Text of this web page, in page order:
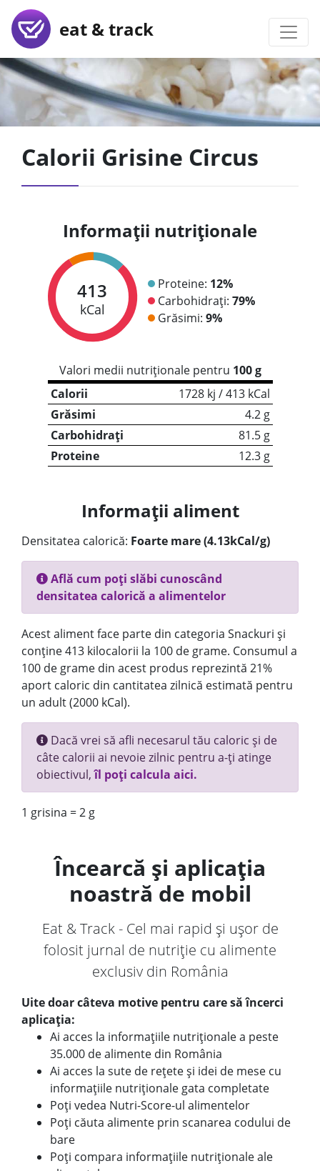
eat & track
Calorii Grisine Circus
Informații nutriționale
413
kCal
Proteine: 12%
Carbohidrați: 79%
Grăsimi: 9%
Valori medii nutriționale pentru 100 g
Calorii
1728 kj / 413 kCal
Grăsimi
4.2 g
Carbohidrați
81.5 g
Proteine
12.3 g
Informații aliment
Densitatea calorică: Foarte mare (4.13kCal/g)
Află cum poți slăbi cunoscând
densitatea calorică a alimentelor
Acest aliment face parte din categoria Snackuri și
conține 413 kilocalorii la 100 de grame. Consumul a
100 de grame din acest produs reprezintă 21%
aport caloric din cantitatea zilnică estimată pentru
un adult (2000 kCal).
Dacă vrei să afli necesarul tău caloric și de
câte calorii ai nevoie zilnic pentru a-ți atinge
obiectivul,îl poți calcula aici.
1 grisina = 2 g
Încearcă și aplicația
noastră de mobil
Eat & Track - Cel mai rapid și ușor de
folosit jurnal de nutriție cu alimente
exclusiv din România
Uite doar câteva motive pentru care să încerci
aplicația:
Ai acces la informațiile nutriționale a peste
35.000 de alimente din România
Ai acces la sute de rețete și idei de mese cu
informațiile nutriționale gata completate
Poți vedea Nutri-Score-ul alimentelor
Poți căuta alimente prin scanarea codului de
bare
Poți compara informațiile nutriționale ale